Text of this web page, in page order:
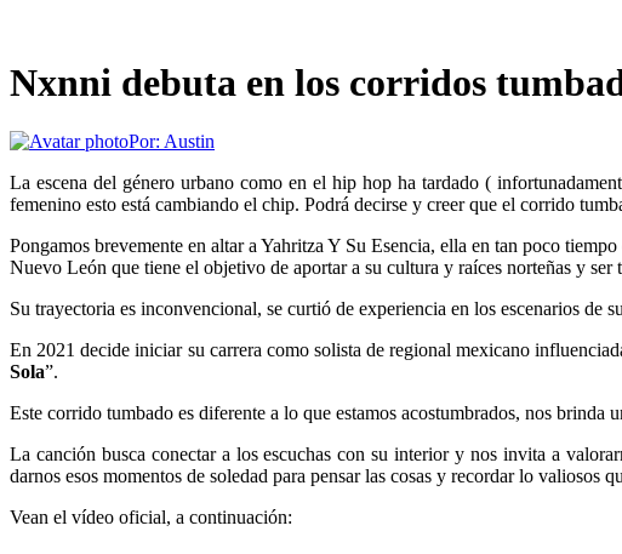
Nxnni debuta en los corridos
Por: Austin
La escena del género urbano como en el hip hop ha tardado (
femenino esto está cambiando el chip. Podrá decirse y creer que el corrido
Pongamos brevemente en altar a Yahritza Y Su Esencia, ella en tan poco
Nuevo León que tiene el objetivo de aportar a su cultura y raíces norteñas y
Su trayectoria es inconvencional, se curtió de experiencia en los escenarios de
En 2021 decide iniciar su carrera como solista de regional mexicano
Sola”.
Este corrido tumbado es diferente a lo que estamos acostumbrados, nos
La canción busca conectar a los escuchas con su interior y nos invita a
darnos esos momentos de soledad para pensar las cosas y recordar lo valiosos
Vean el vídeo oficial, a continuación: